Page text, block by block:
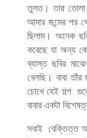
তুলত।
তার তোলা
আমার জন্মের পর
ছিলাম।
অনেক
করেছে যা অন্য
ব্যাস্ত ছবির
খেলছি। বাবা তাঁর
চোখে যেই গল্প
বাবার একটা
সবাই বেক্তিত্ত